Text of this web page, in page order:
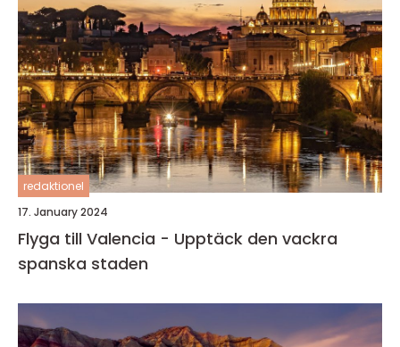
redaktionel
17. January 2024
Flyga till Valencia - Upptäck den vackra
spanska staden